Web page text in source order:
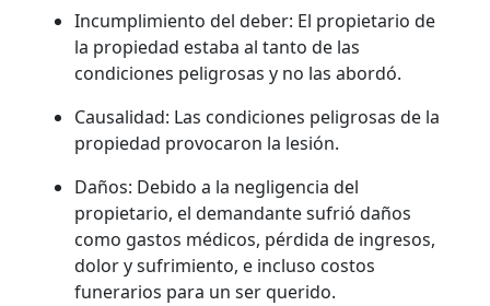
Incumplimiento del deber: El propietario de
la propiedad estaba al tanto de las
condiciones peligrosas y no las abordó.
Causalidad: Las condiciones peligrosas de la
propiedad provocaron la lesión.
Daños: Debido a la negligencia del
propietario, el demandante sufrió daños
como gastos médicos, pérdida de ingresos,
dolor y sufrimiento, e incluso costos
funerarios para un ser querido.